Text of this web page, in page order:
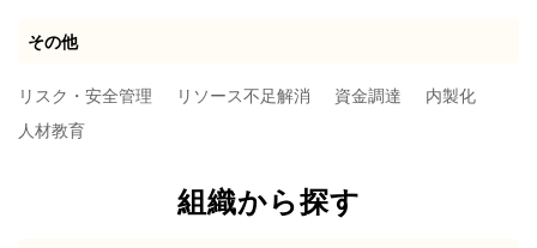
その他
リスク・安全管理 リソース不足解消 資金調達
内製化
人材教育
組織から探す